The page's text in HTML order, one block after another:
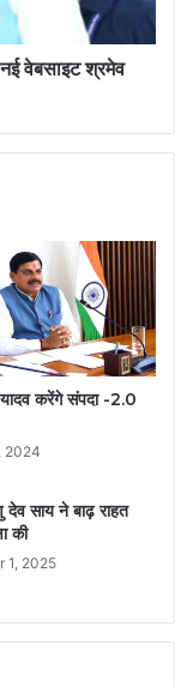
वेबसाइट श्रमेव
करेंगे संपदा -2.0
2024
देव साय ने बाढ़ राहत
की
1, 2025